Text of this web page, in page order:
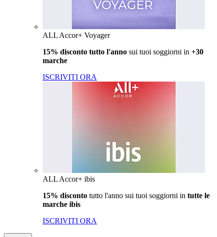
ALL Accor+ Voyager
15% disconto tutto l'anno sui tuoi soggiorni in +30
marche
ISCRIVITI ORA
ALL Accor+ ibis
15% disconto tutto l'anno sui tuoi soggiorni in tutte le
marche ibis
ISCRIVITI ORA